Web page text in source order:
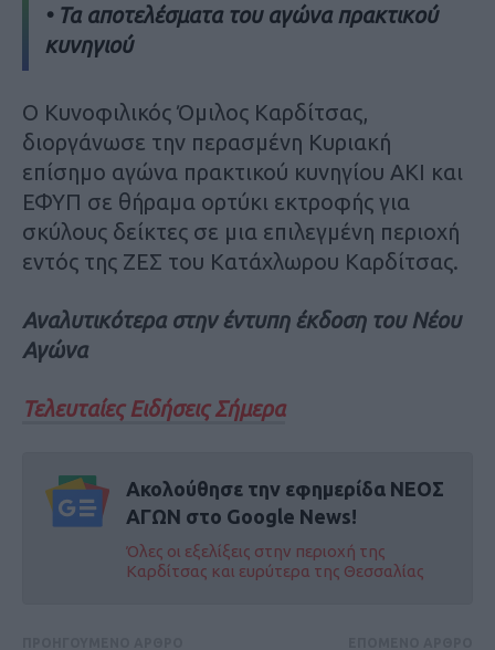
• Τα αποτελέσματα του αγώνα πρακτικού
κυνηγιού
O Κυνοφιλικός Όμιλος Καρδίτσας,
διοργάνωσε την περασμένη Κυριακή
επίσημο αγώνα πρακτικού κυνηγίου AKI και
ΕΦΥΠ σε θήραμα ορτύκι εκτροφής για
σκύλους δείκτες σε μια επιλεγμένη περιοχή
εντός της ΖΕΣ του Κατάχλωρου Καρδίτσας.
Αναλυτικότερα στην έντυπη έκδοση του Νέου
Αγώνα
Τελευταίες Ειδήσεις Σήμερα
Ακολούθησε την εφημερίδα ΝΕΟΣ
ΑΓΩΝ στο Google News!
Όλες οι εξελίξεις στην περιοχή της
Καρδίτσας και ευρύτερα της Θεσσαλίας